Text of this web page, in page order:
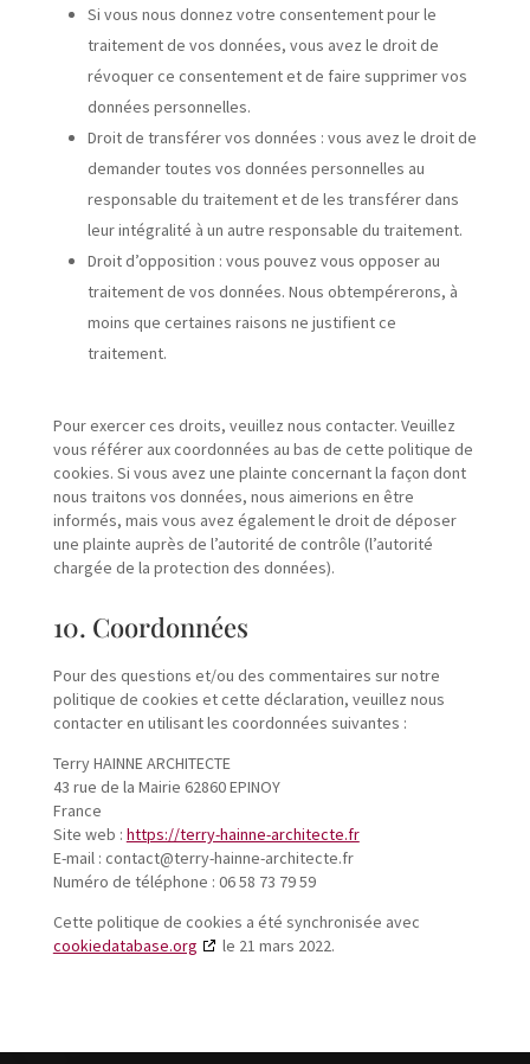
Si vous nous donnez votre consentement pour le
traitement de vos données, vous avez le droit de
révoquer ce consentement et de faire supprimer vos
données personnelles.
Droit de transférer vos données : vous avez le droit de
demander toutes vos données personnelles au
responsable du traitement et de les transférer dans
leur intégralité à un autre responsable du traitement.
Droit d’opposition : vous pouvez vous opposer au
traitement de vos données. Nous obtempérerons, à
moins que certaines raisons ne justifient ce
traitement.
Pour exercer ces droits, veuillez nous contacter. Veuillez
vous référer aux coordonnées au bas de cette politique de
cookies. Si vous avez une plainte concernant la façon dont
nous traitons vos données, nous aimerions en être
informés, mais vous avez également le droit de déposer
une plainte auprès de l’autorité de contrôle (l’autorité
chargée de la protection des données).
10. Coordonnées
Pour des questions et/ou des commentaires sur notre
politique de cookies et cette déclaration, veuillez nous
contacter en utilisant les coordonnées suivantes :
Terry HAINNE ARCHITECTE
43 rue de la Mairie 62860 EPINOY
France
Site web : https://terry-hainne-architecte.fr
E-mail : contact@terry-hainne-architecte.fr
Numéro de téléphone : 06 58 73 79 59
Cette politique de cookies a été synchronisée avec
cookiedatabase.org
le 21 mars 2022.